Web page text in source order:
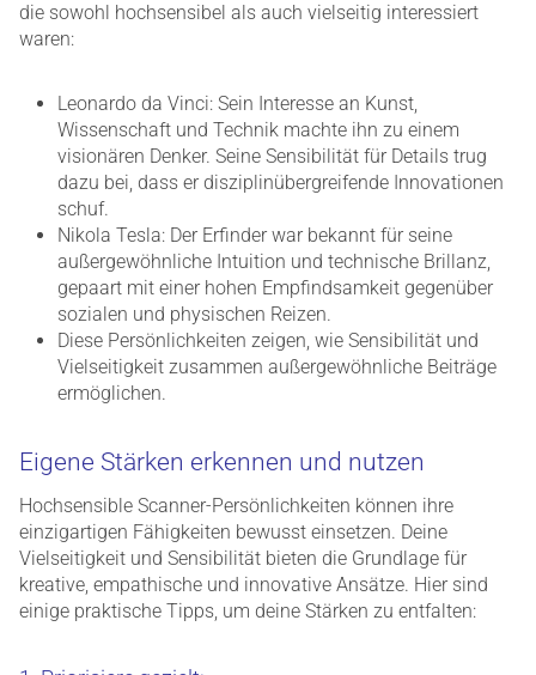
die sowohl hochsensibel als auch vielseitig interessiert
waren:
Leonardo da Vinci: Sein Interesse an Kunst,
Wissenschaft und Technik machte ihn zu einem
visionären Denker. Seine Sensibilität für Details trug
dazu bei, dass er disziplinübergreifende Innovationen
schuf.
Nikola Tesla: Der Erfinder war bekannt für seine
außergewöhnliche Intuition und technische Brillanz,
gepaart mit einer hohen Empfindsamkeit gegenüber
sozialen und physischen Reizen.
Diese Persönlichkeiten zeigen, wie Sensibilität und
Vielseitigkeit zusammen außergewöhnliche Beiträge
ermöglichen.
Eigene Stärken erkennen und nutzen
Hochsensible Scanner-Persönlichkeiten können ihre
einzigartigen Fähigkeiten bewusst einsetzen. Deine
Vielseitigkeit und Sensibilität bieten die Grundlage für
kreative, empathische und innovative Ansätze. Hier sind
einige praktische Tipps, um deine Stärken zu entfalten: